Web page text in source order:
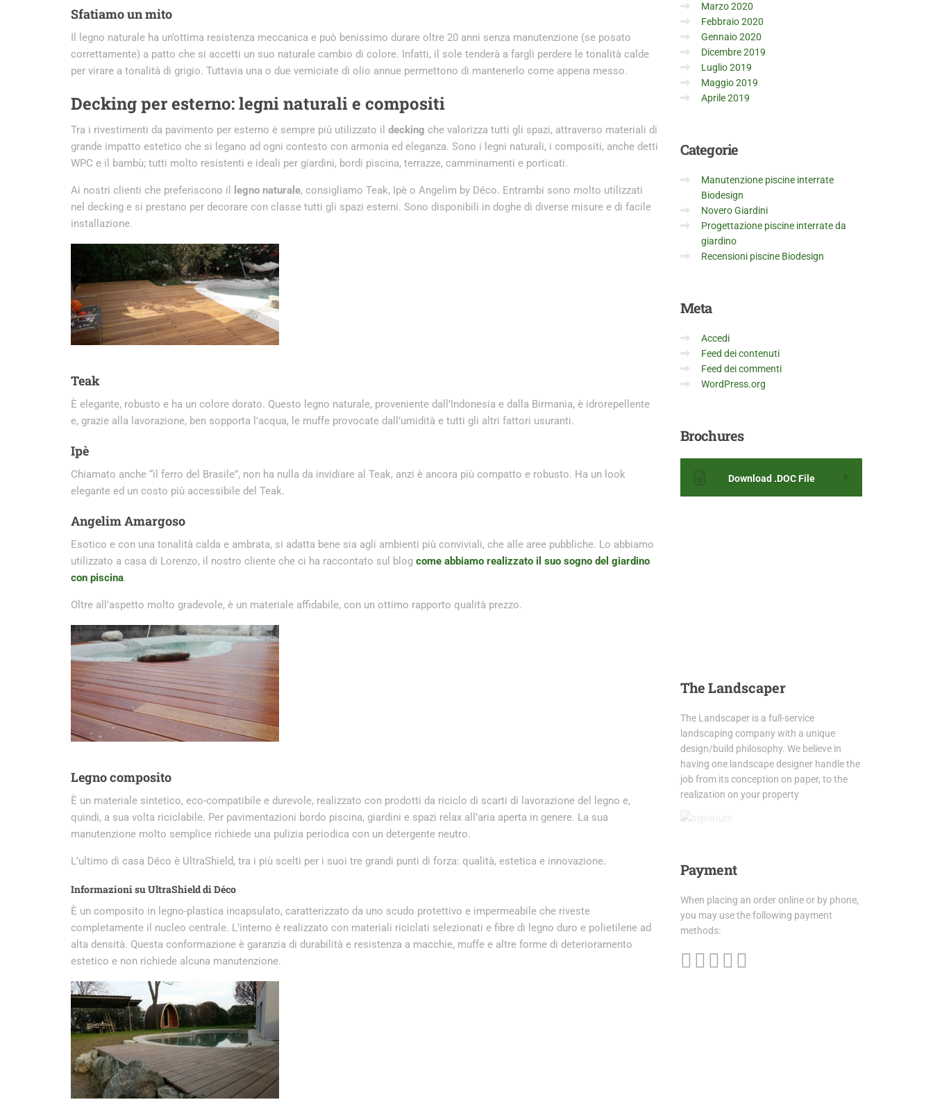
Sfatiamo un mito
Il legno naturale ha un’ottima resistenza meccanica e può benissimo durare oltre 20 anni senza manutenzione (se posato
correttamente) a patto che si accetti un suo naturale cambio di colore. Infatti, il sole tenderà a fargli perdere le tonalità calde
per virare a tonalità di grigio. Tuttavia una o due verniciate di olio annue permettono di mantenerlo come appena messo.
Decking per esterno: legni naturali e compositi
Tra i rivestimenti da pavimento per esterno è sempre più utilizzato il decking che valorizza tutti gli spazi, attraverso materiali di
grande impatto estetico che si legano ad ogni contesto con armonia ed eleganza. Sono i legni naturali, i compositi, anche detti
WPC e il bambù; tutti molto resistenti e ideali per giardini, bordi piscina, terrazze, camminamenti e porticati.
Ai nostri clienti che preferiscono il legno naturale, consigliamo Teak, Ipè o Angelim by Déco. Entrambi sono molto utilizzati
nel decking e si prestano per decorare con classe tutti gli spazi esterni. Sono disponibili in doghe di diverse misure e di facile
installazione.
Teak
È elegante, robusto e ha un colore dorato. Questo legno naturale, proveniente dall’Indonesia e dalla Birmania, è idrorepellente
e, grazie alla lavorazione, ben sopporta l’acqua, le muffe provocate dall’umidità e tutti gli altri fattori usuranti.
Ipè
Chiamato anche “il ferro del Brasile”, non ha nulla da invidiare al Teak, anzi è ancora più compatto e robusto. Ha un look
elegante ed un costo più accessibile del Teak.
Angelim Amargoso
Esotico e con una tonalità calda e ambrata, si adatta bene sia agli ambienti più conviviali, che alle aree pubbliche. Lo abbiamo
utilizzato a casa di Lorenzo, il nostro cliente che ci ha raccontato sul blog come abbiamo realizzato il suo sogno del giardino
con piscina.
Oltre all’aspetto molto gradevole, è un materiale affidabile, con un ottimo rapporto qualità prezzo.
Legno composito
È un materiale sintetico, eco-compatibile e durevole, realizzato con prodotti da riciclo di scarti di lavorazione del legno e,
quindi, a sua volta riciclabile. Per pavimentazioni bordo piscina, giardini e spazi relax all’aria aperta in genere. La sua
manutenzione molto semplice richiede una pulizia periodica con un detergente neutro.
L’ultimo di casa Déco è UltraShield, tra i più scelti per i suoi tre grandi punti di forza: qualità, estetica e innovazione.
Informazioni su UltraShield di Déco
È un composito in legno-plastica incapsulato, caratterizzato da uno scudo protettivo e impermeabile che riveste
completamente il nucleo centrale. L’interno è realizzato con materiali riciclati selezionati e fibre di legno duro e polietilene ad
alta densità. Questa conformazione è garanzia di durabilità e resistenza a macchie, muffe e altre forme di deterioramento
estetico e non richiede alcuna manutenzione.
Marzo 2020
Febbraio 2020
Gennaio 2020
Dicembre 2019
Luglio 2019
Maggio 2019
Aprile 2019
Categorie
Manutenzione piscine interrate
Biodesign
Novero Giardini
Progettazione piscine interrate da
giardino
Recensioni piscine Biodesign
Meta
Accedi
Feed dei contenuti
Feed dei commenti
WordPress.org
Brochures
Download .DOC File
TheLandscaper
The Landscaper is a full-service
landscaping company with a unique
design/build philosophy. We believe in
having one landscape designer handle the
job from its conception on paper, to the
realization on your property
Payment
When placing an order online or by phone,
you may use the following payment
methods: